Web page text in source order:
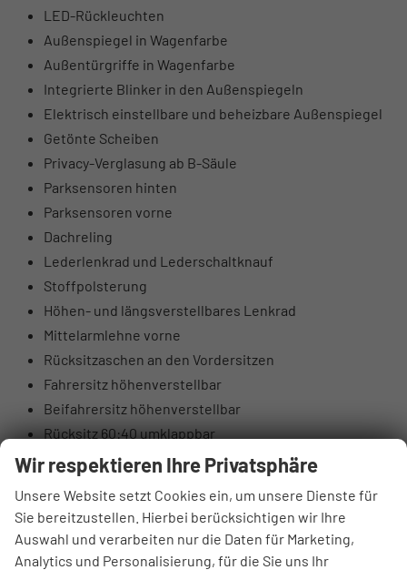
LED-Rückleuchten
Außenspiegel in Wagenfarbe
Außentürgriffe in Wagenfarbe
Integrierte Blinker in den Außenspiegeln
Elektrisch einstellbare und beheizbare Außenspiegel
Getönte Scheiben
Privacy-Verglasung ab B-Säule
Parksensoren hinten
Parksensoren vorne
Dachreling
Lederlenkrad und Lederschaltknauf
Stoffpolsterung
Höhen- und längsverstellbares Lenkrad
Mittelarmlehne vorne
Rücksitzaschen an den Vordersitzen
Fahrersitz höhenverstellbar
Beifahrersitz höhenverstellbar
Rücksitz 60:40 umklappbar
Elektrische Lendenwirbelstütze Fahrerseite
Oberschenkelauflage Fahrerseite
Luftausströmer hinten
Brillenfach
Automatisch abblendender Innenspiegel
Wir respektieren Ihre Privatsphäre
Unsere Website setzt Cookies ein, um unsere Dienste für
Sie bereitzustellen. Hierbei berücksichtigen wir Ihre
Auswahl und verarbeiten nur die Daten für Marketing,
Analytics und Personalisierung, für die Sie uns Ihr